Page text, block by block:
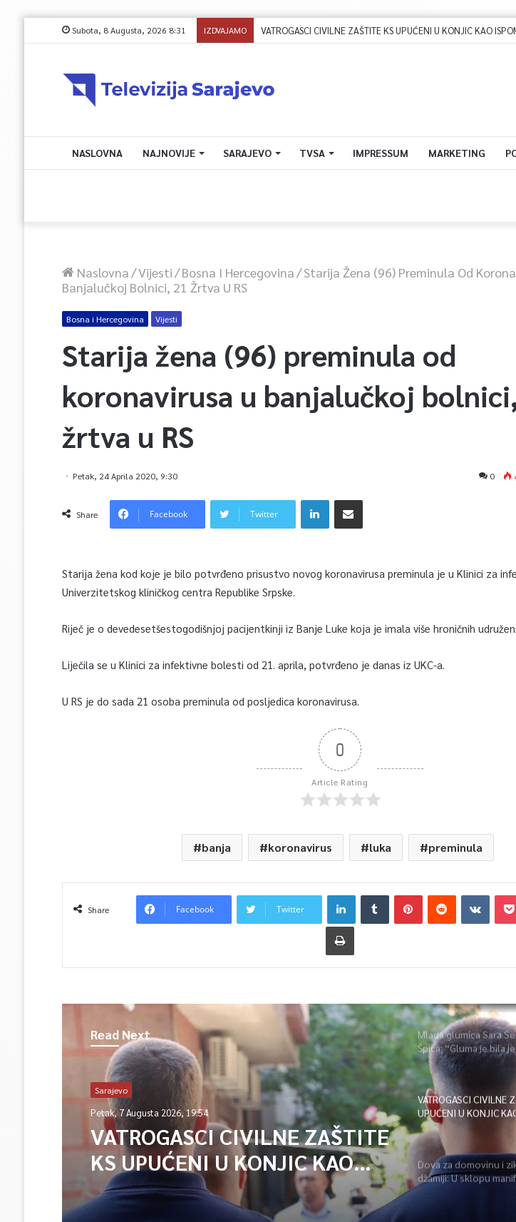
Subota, 8 Augusta, 2026 8:31 IZDVAJAMO VATROGASCI CIVILNE ZAŠTITE KS UPUĆENI U KONJIC KAO
NASLOVNA NAJNOVIJE SARAJEVO TVSA IMPRESSUM MARKETING
Naslovna/Vijesti/Bosna I Hercegovina/Starija Žena (96) Preminula Od
Banjalučkoj Bolnici, 21 Žrtva U RS
Bosna i Hercegovina Vijesti
Starija žena (96) preminula od
koronavirusa u banjalučkoj
žrtva u RS
Petak, 24 Aprila 2020, 9:30 0
Share Facebook Twitter
Starija žena kod koje je bilo potvrđeno prisustvo novog koronavirusa preminula je u Klinici za
Univerzitetskog kliničkog centra Republike Srpske.
Riječ je o devedesetšestogodišnjoj pacijentkinji iz Banje Luke koja je imala više hroničnih
Liječila se u Klinici za infektivne bolesti od 21. aprila, potvrđeno je danas iz UKC-a.
U RS je do sada 21 osoba preminula od posljedica koronavirusa.
0
Article Rating
banja koronavirus luka preminula
Share Facebook Twitter
Read Next
Sarajevo
Petak, 7 Augusta 2026, 19:54
VATROGASCI CIVILNE ZAŠTITE
KS UPUĆENI U KONJIC KAO
ISPOMOĆ U GAŠENJU POŽARA
Mlada glumica Sara
Špica: “Gluma je bila
i disciplinu sve je
VATROGASCI CIVILNE
UPUĆENI U KONJIC
GAŠENJU POŽARA
Dova za domovinu i
džamiji: U sklopu
BiH – Igman 2026“